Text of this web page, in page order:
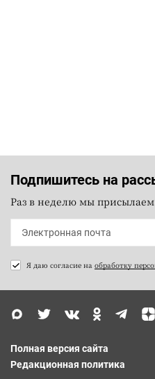
Подпишитесь на
Раз в неделю мы
Я даю согласие на обработку
Полная версия сайта
Редакционная политика